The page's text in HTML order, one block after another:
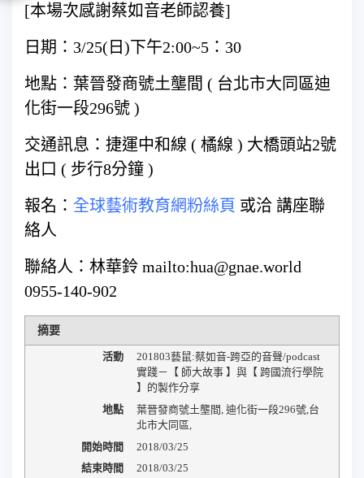
[本場次感謝蔡如音老師認養]
日期：3/25(日)下午2:00~5：30
地點：葉晉發商號土壟間 ( 台北市大同區迪
化街一段296號 )
交通訊息：捷運中和線 ( 橘線 ) 大橋頭站2號
出口 ( 步行8分鐘 )
報名： 全球藝術教育網粉絲頁 或洽 講座聯
絡人
聯絡人：林華鈴 mailto:hua@gnae.world
0955-140-902
摘要
活動
201803藝鼠:蔡如音-跨亞的音聲/podcast
實踐－【 師大故事 】與【 跨國流行學院
】的製作分享
地點
葉晉發商號土壟間 迪化街一段296號, 台
北市大同區
開始時間
2018/03/25
結束時間
2018/03/25